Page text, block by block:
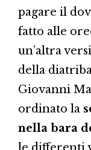
pagare il
fatto alle
un’altra
della
Giovanni
ordinato la
nella bara